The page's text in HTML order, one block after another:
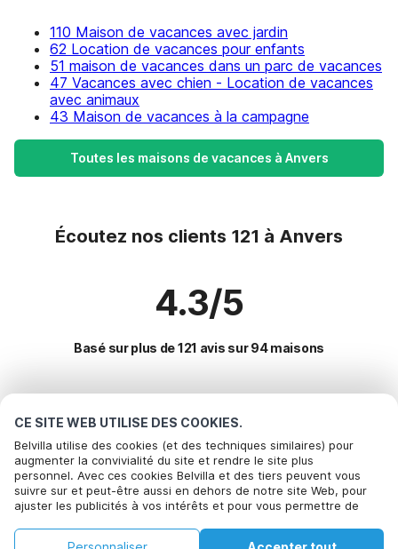
CE SITE WEB UTILISE DES COOKIES.
Belvilla utilise des cookies (et des techniques similaires) pour
augmenter la convivialité du site et rendre le site plus
personnel. Avec ces cookies Belvilla et des tiers peuvent vous
suivre sur et peut-être aussi en dehors de notre site Web, pour
ajuster les publicités à vos intérêts et pour vous permettre de
Accepter, vous acceptez de le faire. Plus d'informations peuvent
110 Maison de vacances avec jardin
62 Location de vacances pour enfants
51 maison de vacances dans un parc de vacances
47 Vacances avec chien - Location de vacances
avec animaux
43 Maison de vacances à la campagne
Toutes les maisons de vacances à Anvers
Écoutez nos clients 121 à Anvers
4.3/5
Basé sur plus de 121 avis sur 94 maisons
Destinations les plus populaires pour les
vacances
Villes offrant les meilleures commodités pour les vacances
Location de vacances pour enfants wuustwezel
Location de vacances pour enfants baelen
Commodités populaires pour les vacances en Anvers
Maison de vacances avec jardin